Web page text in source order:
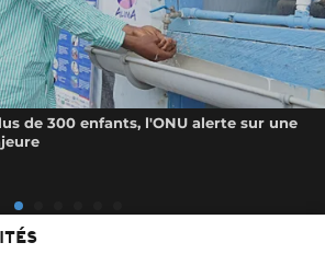
de 300 enfants, l'ONU alerte sur une